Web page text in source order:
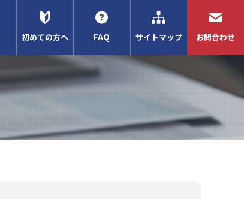
初めての方へ FAQ サイトマップ お問合わせ